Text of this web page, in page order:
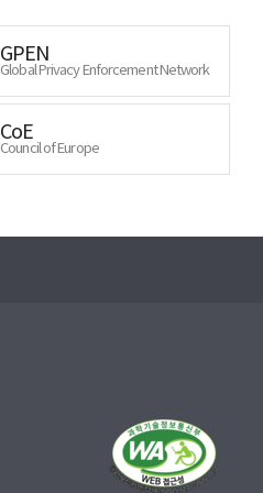
GPEN
Global Privacy Enforcement Network
CoE
Council of Europe